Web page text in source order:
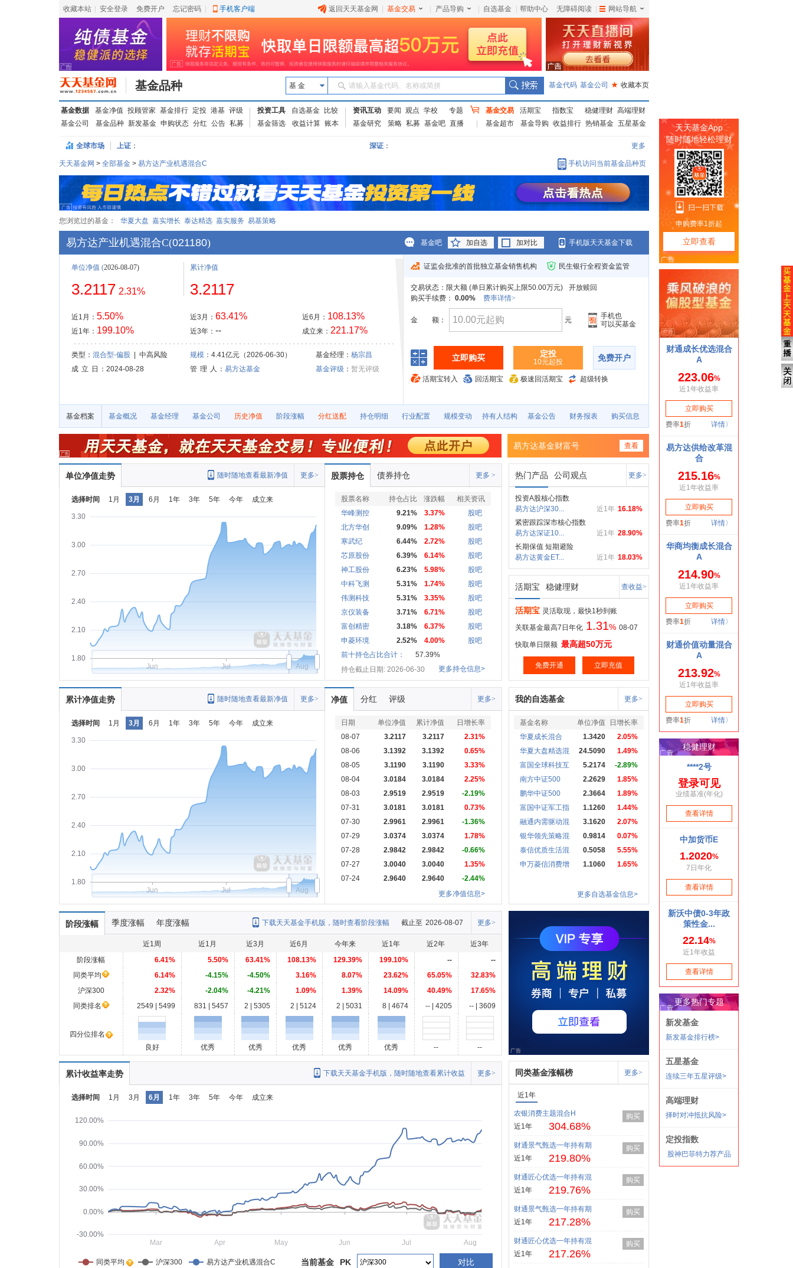
收藏本站 安全登录 免费开户 忘记密码 手机客户端 返回天天基金网 基金交易 产品导购 自选基金 帮助中心 无障碍阅读 网站导航
基金品种 基 金 请输入基金代码、名称或简拼 基金代码 基金公司 ★ 收藏本页
基金数据 基金净值 投顾管家 基金排行 定投 港基 评级
基金公司
基金品种 新发基金 申购状态 分红 公告 私募
投资工具 自选基金
比较
基金筛选
收益计算 账本
资讯互动 要闻 观点 学校
专题
基金研究
策略 私募 基金吧 直播
基金交易 活期宝 指数宝 稳健理财 高端理财
基金超市
基金导购 收益排行 热销基金 五星基金
全球市场 上证： 深证： 更多
天天基金网 > 全部基金 > 易方达产业机遇混合C 手机访问当前基金品种页
您浏览过的基金： 华夏大盘 嘉实增长 泰达精选 嘉实服务 易基策略
易方达产业机遇混合C(021180) 基金吧 加自选 加对比 手机版天天基金下载
单位净值 (2026-08-07)
3.2117 2.31%
近1月： 5.50%
近1年： 199.10%
累计净值
3.2117
近3月： 63.41%
近3年： --
近6月： 108.13%
成立来： 221.17%
类型： 混合型-偏股| 中高风险 规模：4.41亿元（2026-06-30） 基金经理： 杨宗昌
成 立 日
：2024-08-28 管 理 人 ： 易方达基金 基金评级 ： 暂无评级
证监会批准的首批独立基金销售机构 民生银行全程资金监管
交易状态： 限大额 (单日累计购买上限50.00万元)
开放赎回
购买手续费： 0.00% 费率详情>
金 额： 元
手机也
可以买基金
立即购买 定投
10元起投 免费开户
活期宝转入 回活期宝 极速回活期宝 超级转换
基金档案 基金概况 基金经理 基金公司 历史净值 阶段涨幅 分红送配 持仓明细 行业配置 规模变动 持有人结构 基金公告 财务报表 购买信息
易方达基金财富号 查看
单位净值走势 更多>
随时随地查看最新净值
选择时间 1月 3月 6月 1年 3年 5年 今年 成立来
1.80
2.10
2.40
2.70
3.00
3.30
Jun Jul Aug
股票持仓 债券持仓 更多 >
股票名称 持仓占比 涨跌幅
相关资讯
华峰测控
9.21% 3.37%
股吧
北方华创
9.09% 1.28%
股吧
寒武纪
6.44% 2.72%
股吧
芯原股份
6.39% 6.14%
股吧
神工股份
6.23% 5.98%
股吧
中科飞测
5.31% 1.74%
股吧
伟测科技
5.31% 3.35%
股吧
京仪装备
3.71% 6.71%
股吧
富创精密
3.18% 6.37%
股吧
申菱环境
2.52% 4.00%
股吧
前十持仓占比合计：
57.39%
持仓截止日期: 2026-06-30
更多持仓信息>
热门产品 公司观点 更多>
投资A股核心指数
16.18%
近1年
易方达沪深30...
紧密跟踪深市核心指数
28.90%
近1年
易方达深证10...
长期保值 短期避险
18.03%
近1年
易方达黄金ET...
活期宝 稳健理财 查收益>
活期宝 灵活取现，最快1秒到账
关联基金最高7日年化 1.31% 08-07
快取单日限额 最高超50万元
免费开通 立即充值
累计净值走势 更多>
随时随地查看最新净值
选择时间 1月 3月 6月 1年 3年 5年 今年 成立来
1.80
2.10
2.40
2.70
3.00
3.30
Jun Jul Aug
净值 分红 评级 更多>
日期 单位净值 累计净值
日增长率
08-07
3.2117 3.2117
2.31%
08-06
3.1392 3.1392
0.65%
08-05
3.1190 3.1190
3.33%
08-04
3.0184 3.0184
2.25%
08-03
2.9519 2.9519
-2.19%
07-31
3.0181 3.0181
0.73%
07-30
2.9961 2.9961
-1.36%
07-29
3.0374 3.0374
1.78%
07-28
2.9842 2.9842
-0.66%
07-27
3.0040 3.0040
1.35%
07-24
2.9640 2.9640
-2.44%
更多净值信息>
我的自选基金 更多>
基金名称 单位净值
日增长率
华夏成长混合
1.3420
2.05%
华夏大盘精选混
24.5090
1.49%
富国全球科技互
5.2174
-2.89%
南方中证500
2.2629
1.85%
鹏华中证500
2.3664
1.89%
富国中证军工指
1.1260
1.44%
融通内需驱动混
3.1620
2.07%
银华领先策略混
0.9814
0.07%
泰信优质生活混
0.5058
5.55%
申万菱信消费增
1.1060 1.65%
更多自选基金信息>
阶段涨幅 季度涨幅 年度涨幅 更多>
截止至 2026-08-07
下载天天基金手机版，随时查看阶段涨幅
近1周 近1月 近3月 近6月 今年来 近1年 近2年
近3年
阶段涨幅
6.41% 5.50% 63.41% 108.13% 129.39% 199.10% --
--
同类平均
6.14% -4.15% -4.50% 3.16% 8.07% 23.62% 65.05%
32.83%
沪深300
2.32% -2.04% -4.21% 1.09% 1.39% 14.09% 40.49%
17.65%
同类排名
2549 | 5499 831 | 5457 2 | 5305 2 | 5124 2 | 5031 8 | 4674 -- | 4205 -- | 3609
四分位排名
良好
优秀 优秀 优秀 优秀 优秀 -- --
累计收益率走势 更多>
下载天天基金手机版，随时随地查看累计收益
选择时间 1月 3月 6月 1年 3年 5年 今年 成立来
-30.00%
0.00%
30.00%
60.00%
90.00%
120.00%
Mar Apr May Jun Jul Aug
同类平均 沪深300 易方达产业机遇混合C 对比
PK
当前基金
同类基金涨幅榜 更多>
近1年
农银消费主题混合H
近1年
304.68%
购买
财通景气甄选一年持有期
近1年
219.80%
购买
财通匠心优选一年持有混
近1年
219.76%
购买
财通景气甄选一年持有期
近1年
217.28%
购买
财通匠心优选一年持有混
近1年
217.26%
购买